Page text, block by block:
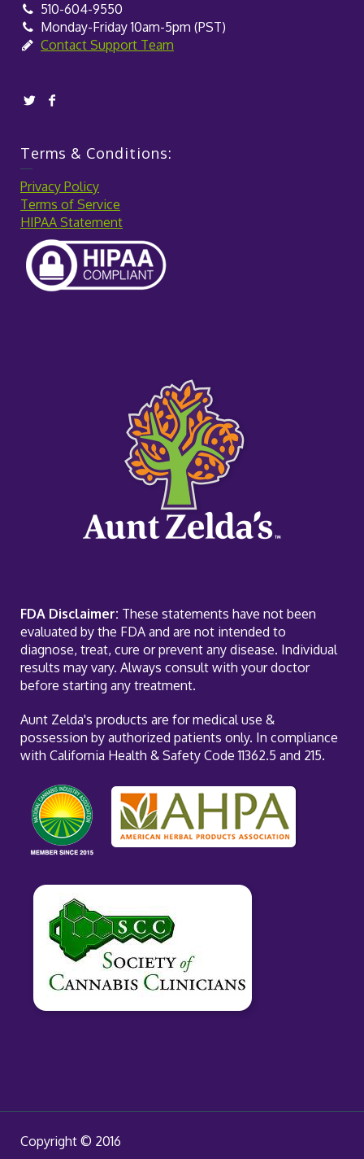
510-604-9550
Monday-Friday 10am-5pm (PST)
Contact Support Team
Terms & Conditions:
Privacy Policy
Terms of Service
HIPAA Statement
FDA Disclaimer: These statements have not been
evaluated by the FDA and are not intended to
diagnose, treat, cure or prevent any disease. Individual
results may vary. Always consult with your doctor
before starting any treatment.
Aunt Zelda's products are for medical use &
possession by authorized patients only. In compliance
with California Health & Safety Code 11362.5 and 215.
Copyright © 2016